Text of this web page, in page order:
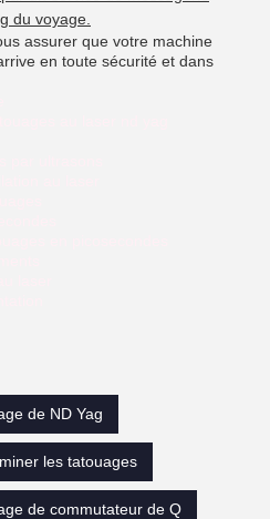
du voyage.
assurer que votre machine
en toute sécurité et dans
de ND Yag
les tatouages
de commutateur de Q